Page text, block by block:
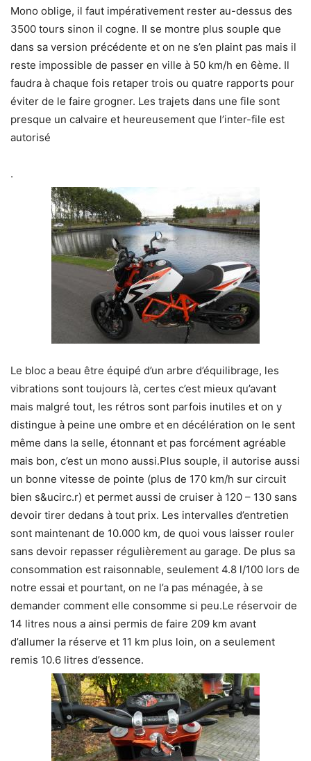
Mono oblige, il faut impérativement rester au-dessus des
3500 tours sinon il cogne. Il se montre plus souple que
dans sa version précédente et on ne s’en plaint pas mais il
reste impossible de passer en ville à 50 km/h en 6ème. Il
faudra à chaque fois retaper trois ou quatre rapports pour
éviter de le faire grogner. Les trajets dans une file sont
presque un calvaire et heureusement que l’inter-file est
autorisé
.
Le bloc a beau être équipé d’un arbre d’équilibrage, les
vibrations sont toujours là, certes c’est mieux qu’avant
mais malgré tout, les rétros sont parfois inutiles et on y
distingue à peine une ombre et en décélération on le sent
même dans la selle, étonnant et pas forcément agréable
mais bon, c’est un mono aussi.Plus souple, il autorise aussi
un bonne vitesse de pointe (plus de 170 km/h sur circuit
bien s&ucirc.r) et permet aussi de cruiser à 120 – 130 sans
devoir tirer dedans à tout prix. Les intervalles d’entretien
sont maintenant de 10.000 km, de quoi vous laisser rouler
sans devoir repasser régulièrement au garage. De plus sa
consommation est raisonnable, seulement 4.8 l/100 lors de
notre essai et pourtant, on ne l’a pas ménagée, à se
demander comment elle consomme si peu.Le réservoir de
14 litres nous a ainsi permis de faire 209 km avant
d’allumer la réserve et 11 km plus loin, on a seulement
remis 10.6 litres d’essence.